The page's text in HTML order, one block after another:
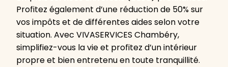
Profitez également d’une réduction de 50% sur
vos impôts et de différentes aides selon votre
situation. Avec VIVASERVICES Chambéry,
simplifiez-vous la vie et profitez d’un intérieur
propre et bien entretenu en toute tranquillité.